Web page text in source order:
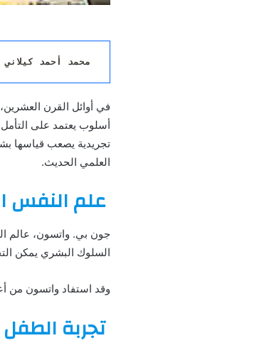
في أوائل القرن
أسلوب يعتمد على
تجريدية يصعب قياسها
العلمي الحديث.
علم النفس
جون بي. واتسون، عالم
السلوك البشري يمكن
وقد استفاد واتسون من
تجربة